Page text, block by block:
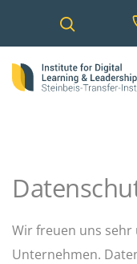
Wir freuen uns
Unternehmen.